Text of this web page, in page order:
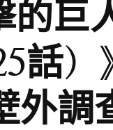
的
話）
外調